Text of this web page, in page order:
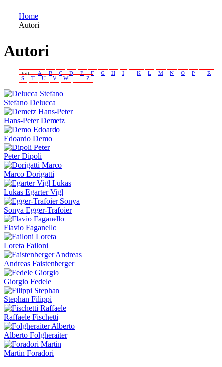
Tu sei qui
Home
Autori
Autori
tutti A B C D E F G H I K L M N O P
R
S
T U V W Z
Stefano Delucca
Hans-Peter Demetz
Edoardo Demo
Peter Dipoli
Marco Dorigatti
Lukas Egarter Vigl
Sonya Egger-Trafoier
Flavio Faganello
Loreta Failoni
Andreas Faistenberger
Giorgio Fedele
Stephan Filippi
Raffaele Fischetti
Alberto Folgheraiter
Martin Foradori